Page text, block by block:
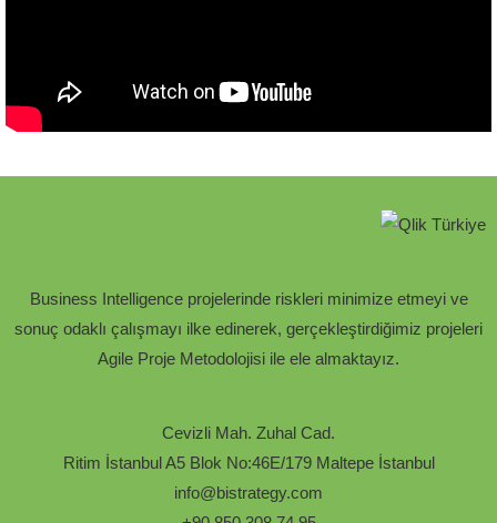
Business Intelligence projelerinde riskleri minimize etmeyi ve
sonuç odaklı çalışmayı ilke edinerek, gerçekleştirdiğimiz projeleri
Agile Proje Metodolojisi ile ele almaktayız.
Cevizli Mah. Zuhal Cad.
Ritim İstanbul A5 Blok No:46E/179 Maltepe İstanbul
info@bistrategy.com